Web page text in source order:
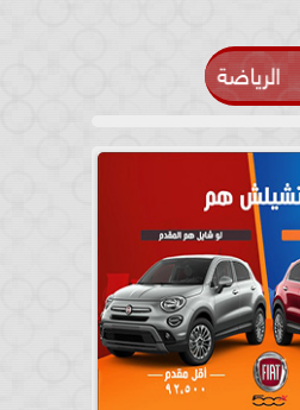
الرياضة